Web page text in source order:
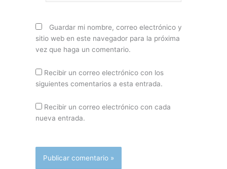
Guardar mi nombre, correo electrónico y
sitio web en este navegador para la próxima
vez que haga un comentario.
Recibir un correo electrónico con los
siguientes comentarios a esta entrada.
Recibir un correo electrónico con cada
nueva entrada.